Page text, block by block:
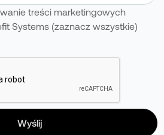
treści marketingowych
Systems (zaznacz wszystkie)
przetwarzanie moich danych
Systems w celach
z RODO.
przetwarzanie przez Benefit
osobowych, w celach
Wyślij